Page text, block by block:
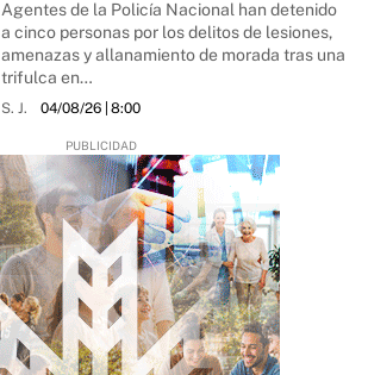
Agentes de la Policía Nacional han detenido
a cinco personas por los delitos de lesiones,
amenazas y allanamiento de morada tras una
trifulca en…
S. J. 04/08/26| 8:00